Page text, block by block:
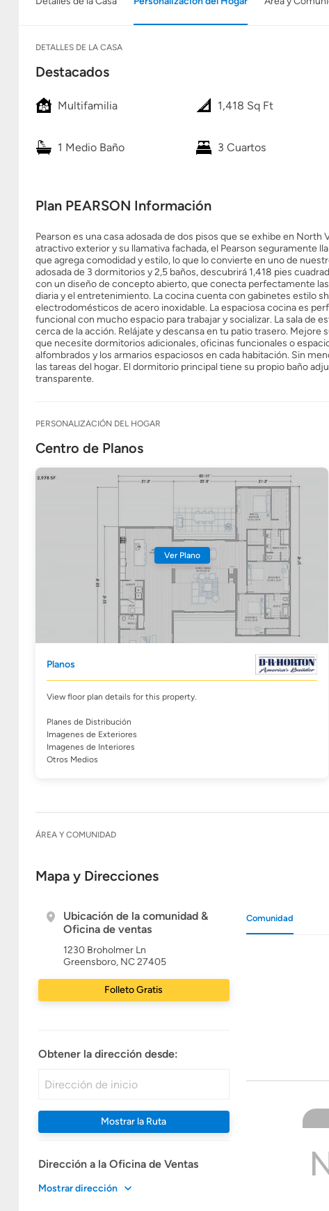
DETALLES DE LA CASA
Destacados
Multifamilia 1,418 Sq Ft
1 Medio Baño 3 Cuartos
Plan PEARSON Información
Pearson es una casa adosada de dos pisos que se exhibe en
atractivo exterior y su llamativa fachada, el Pearson seguramente
que agrega comodidad y estilo, lo que lo convierte en uno de
adosada de 3 dormitorios y 2,5 baños, descubrirá 1,418 pies
con un diseño de concepto abierto, que conecta perfectamente
diaria y el entretenimiento. La cocina cuenta con gabinetes estilo
electrodomésticos de acero inoxidable. La espaciosa cocina es
funcional con mucho espacio para trabajar y socializar. La sala de
cerca de la acción. Relájate y descansa en tu patio trasero. Mejore
que necesite dormitorios adicionales, oficinas funcionales o
alfombrados y los armarios espaciosos en cada habitación. Sin
las tareas del hogar. El dormitorio principal tiene su propio baño
transparente.
PERSONALIZACIÓN DEL HOGAR
Centro de Planos
Ver Plano
Planos
View floor plan details for this property.
Planes de Distribución
Imagenes de Exteriores
Imagenes de Interiores
Otros Medios
ÁREA Y COMUNIDAD
Mapa y Direcciones
Ubicación de la comunidad &
Oficina de ventas
1230 Broholmer Ln
Greensboro, NC 27405
Folleto Gratis
Obtener la dirección desde:
Mostrar la Ruta
Dirección a la Oficina de Ventas
Mostrar dirección
Comunidad